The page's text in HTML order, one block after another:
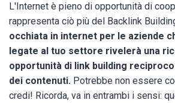
L'Internet è pieno di opportunità di
rappresenta ciò più del Backlink
occhiata in internet per le aziende
legate al tuo settore rivelerà una
opportunità di link building
dei contenuti. Potrebbe non essere
credi! Ricorda, va in entrambi i sensi: